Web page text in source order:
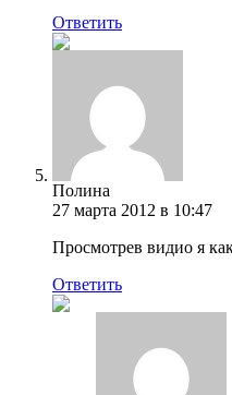
Ответить
Полина
27 марта 2012 в 10:47
Просмотрев видио я
Ответить